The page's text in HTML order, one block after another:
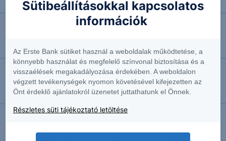
Négyhavi mélyponton a forint
EURUSD: munkapiaci jelentésre várva
2026.08.07. 10:37
Megint emelkedésben az olaj
Sütibeállításokkal kapcsolatos
információk
Az Erste Bank sütiket használ a weboldalak működtetése, a
könnyebb használat és megfelelő színvonal biztosítása és a
visszaélések megakadályozása érdekében. A weboldalon
végzett tevékenységek nyomon követésével kifejezetten az
Önt érdeklő ajánlatokról üzenetet juttathatunk el Önnek.
Részletes süti tájékoztató letöltése